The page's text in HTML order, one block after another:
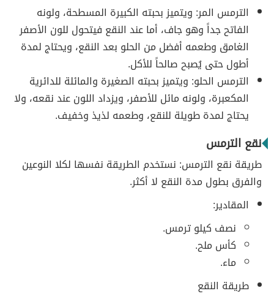
الترمس المر: ويتميز بحبته الكبيرة المسطحة، ولونه
الفاتح جداً وهو جاف، أما عند النقع فيتحول للون الأصفر
الغامق وطعمه أفضل من الحلو بعد النقع، ويحتاج لمدة
أطول حتى يُصبح صالحاً للأكل.
الترمس الحلو: ويتميز بحبته الصغيرة والمائلة للدائرية
المكعبرة، ولونه مائل للأصفر، ويزداد اللون عند نقعه، ولا
يحتاج لمدة طويلة للنقع، وطعمه لذيذ وخفيف.
نقع الترمس
طريقة نقع الترمس: نستخدم الطريقة نفسها لكلا النوعين
والفرق بطول مدة النقع لا أكثر.
المقادير:
نصف كيلو ترمس.
كأس ملح.
ماء.
طريقة النقع